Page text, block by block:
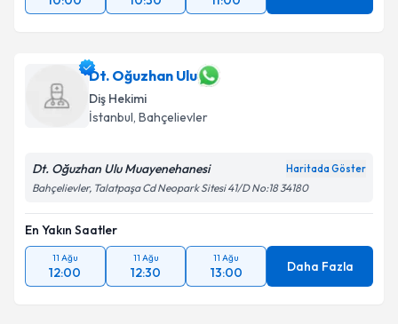
Dt. Oğuzhan Ulu
Diş Hekimi
İstanbul, Bahçelievler
Dt. Oğuzhan Ulu Muayenehanesi Haritada Göster
Bahçelievler, Talatpaşa Cd Neopark Sitesi 41/D No:18 34180
En Yakın Saatler
11 Ağu
12:00
11 Ağu
12:30
11 Ağu
13:00 Daha Fazla